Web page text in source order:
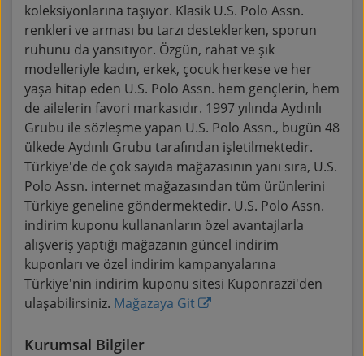
koleksiyonlarına taşıyor. Klasik U.S. Polo Assn.
renkleri ve arması bu tarzı desteklerken, sporun
ruhunu da yansıtıyor. Özgün, rahat ve şık
modelleriyle kadın, erkek, çocuk herkese ve her
yaşa hitap eden U.S. Polo Assn. hem gençlerin, hem
de ailelerin favori markasıdır. 1997 yılında Aydınlı
Grubu ile sözleşme yapan U.S. Polo Assn., bugün 48
ülkede Aydınlı Grubu tarafından işletilmektedir.
Türkiye'de de çok sayıda mağazasının yanı sıra, U.S.
Polo Assn. internet mağazasından tüm ürünlerini
Türkiye geneline göndermektedir. U.S. Polo Assn.
indirim kuponu kullananların özel avantajlarla
alışveriş yaptığı mağazanın güncel indirim
kuponları ve özel indirim kampanyalarına
Türkiye'nin indirim kuponu sitesi Kuponrazzi'den
ulaşabilirsiniz. Mağazaya Git
Kurumsal Bilgiler